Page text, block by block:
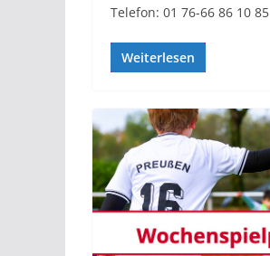
Telefon: 01 76-66 86 10 85
Weiterlesen